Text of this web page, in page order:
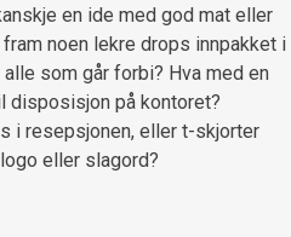
en ide med god mat eller
noen lekre drops innpakket i
som går forbi? Hva med en
disposisjon på kontoret?
i resepsjonen, eller t-skjorter
eller slagord?